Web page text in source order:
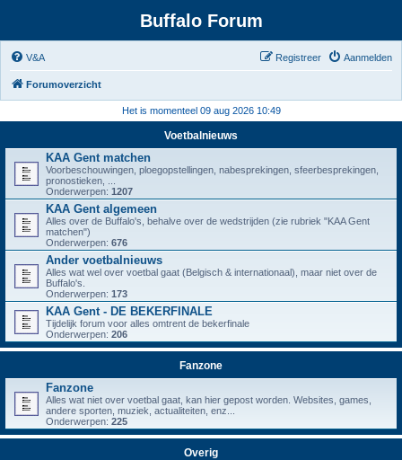
Buffalo Forum
V&A Aanmelden
Registreer
Forumoverzicht
Het is momenteel 09 aug 2026 10:49
Voetbalnieuws
KAA Gent matchen
Voorbeschouwingen, ploegopstellingen, nabesprekingen, sfeerbesprekingen,
pronostieken, ...
Onderwerpen: 1207
KAA Gent algemeen
Alles over de Buffalo's, behalve over de wedstrijden (zie rubriek "KAA Gent
matchen")
Onderwerpen: 676
Ander voetbalnieuws
Alles wat wel over voetbal gaat (Belgisch & internationaal), maar niet over de
Buffalo's.
Onderwerpen: 173
KAA Gent - DE BEKERFINALE
Tijdelijk forum voor alles omtrent de bekerfinale
Onderwerpen: 206
Fanzone
Fanzone
Alles wat niet over voetbal gaat, kan hier gepost worden. Websites, games,
andere sporten, muziek, actualiteiten, enz...
Onderwerpen: 225
Overig